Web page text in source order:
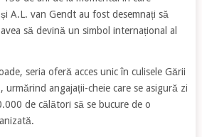
A.L. van Gendt au fost desemnați să
să devină un simbol internațional al
seria oferă acces unic în culisele Gării
urmărind angajații-cheie care se asigură zi
de călători să se bucure de o